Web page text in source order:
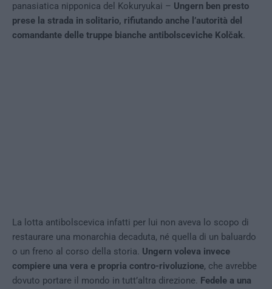
panasiatica nipponica del Kokuryukai – Ungern ben presto
prese la strada in solitario, rifiutando anche l’autorità del
comandante delle truppe bianche antibolsceviche Kolčak.
La lotta antibolscevica infatti per lui non aveva lo scopo di
restaurare una monarchia decaduta, né quella di un baluardo
o un freno al corso della storia. Ungern voleva invece
compiere una vera e propria contro-rivoluzione, che avrebbe
dovuto portare il mondo in tutt’altra direzione. Fedele a una